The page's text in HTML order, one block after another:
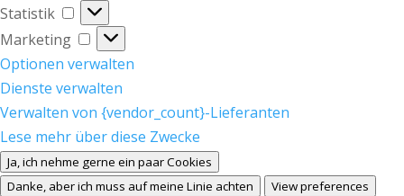
Statistik
Statistik
Marketing
Marketing
Optionen verwalten
Dienste verwalten
Verwalten von {vendor_count}-Lieferanten
Lese mehr über diese Zwecke
Ja, ich nehme gerne ein paar Cookies
Danke, aber ich muss auf meine Linie achten
View preferences